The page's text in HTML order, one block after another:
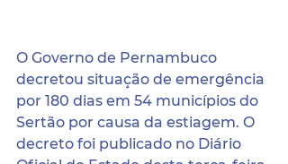
O Governo de Pernambuco
decretou situação de emergência
por 180 dias em 54 municípios do
Sertão por causa da estiagem. O
decreto foi publicado no Diário